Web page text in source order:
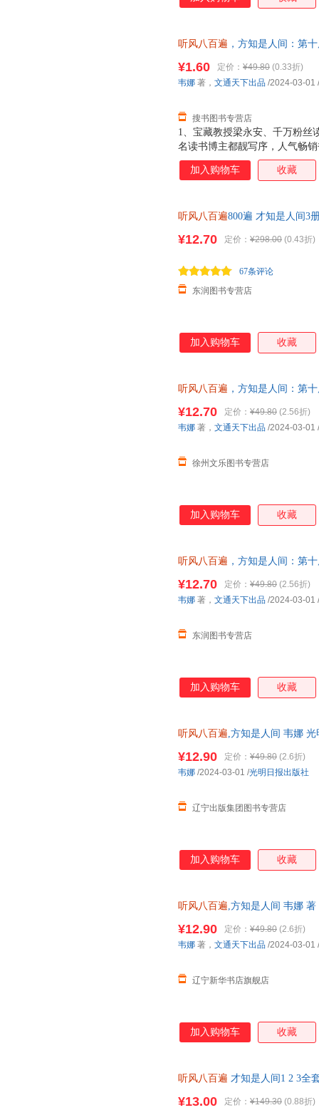
听风八百遍 ，方知是人间：第
1、宝藏教授梁永安、千万粉丝
名读书博主都靓写序，人气畅
爱一次人间！ 2、人民日报《
丝的温暖互动，更真实，更治
都是一个温柔的世界。爱和远
弛的人生。《听风八百遍，方
看到想要的风景，总能
¥1.60 定价： ¥49.80 (0.33折)
搜书图书专营店
韦娜 著， 文通天下出品 /2024-03-01 /
加入购物车 收藏
听风八百遍800遍 才知是人间3
¥12.70 定价： ¥298.00 (0.43折)
东润图书专营店
67条评论
加入购物车 收藏
听风八百遍 ，方知是人间：第
¥12.70 定价： ¥49.80 (2.56折)
徐州文乐图书专营店
韦娜 著， 文通天下出品 /2024-03-01 /
加入购物车 收藏
听风八百遍 ，方知是人间：第
¥12.70 定价： ¥49.80 (2.56折)
东润图书专营店
韦娜 著， 文通天下出品 /2024-03-01 /
加入购物车 收藏
听风八百遍,方知是人间 韦娜
¥12.90 定价： ¥49.80 (2.6折)
辽宁出版集团图书专营店
韦娜 /2024-03-01 /光明日报出版社
加入购物车 收藏
听风八百遍,方知是人间 韦娜
¥12.90 定价： ¥49.80 (2.6折)
辽宁新华书店旗舰店
韦娜 著， 文通天下出品 /2024-03-01 /
加入购物车 收藏
听风八百遍 才知是人间1 2 3全
¥13.00 定价： ¥149.30 (0.88折)